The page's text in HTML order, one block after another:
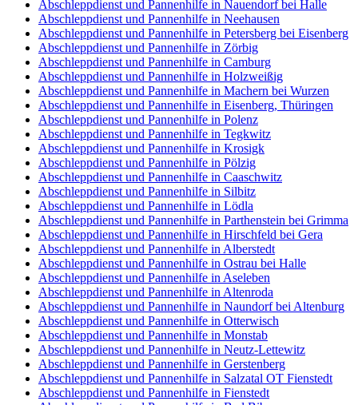
Abschleppdienst und Pannenhilfe in Nauendorf bei Halle
Abschleppdienst und Pannenhilfe in Neehausen
Abschleppdienst und Pannenhilfe in Petersberg bei Eisenberg
Abschleppdienst und Pannenhilfe in Zörbig
Abschleppdienst und Pannenhilfe in Camburg
Abschleppdienst und Pannenhilfe in Holzweißig
Abschleppdienst und Pannenhilfe in Machern bei Wurzen
Abschleppdienst und Pannenhilfe in Eisenberg, Thüringen
Abschleppdienst und Pannenhilfe in Polenz
Abschleppdienst und Pannenhilfe in Tegkwitz
Abschleppdienst und Pannenhilfe in Krosigk
Abschleppdienst und Pannenhilfe in Pölzig
Abschleppdienst und Pannenhilfe in Caaschwitz
Abschleppdienst und Pannenhilfe in Silbitz
Abschleppdienst und Pannenhilfe in Lödla
Abschleppdienst und Pannenhilfe in Parthenstein bei Grimma
Abschleppdienst und Pannenhilfe in Hirschfeld bei Gera
Abschleppdienst und Pannenhilfe in Alberstedt
Abschleppdienst und Pannenhilfe in Ostrau bei Halle
Abschleppdienst und Pannenhilfe in Aseleben
Abschleppdienst und Pannenhilfe in Altenroda
Abschleppdienst und Pannenhilfe in Naundorf bei Altenburg
Abschleppdienst und Pannenhilfe in Otterwisch
Abschleppdienst und Pannenhilfe in Monstab
Abschleppdienst und Pannenhilfe in Neutz-Lettewitz
Abschleppdienst und Pannenhilfe in Gerstenberg
Abschleppdienst und Pannenhilfe in Salzatal OT Fienstedt
Abschleppdienst und Pannenhilfe in Fienstedt